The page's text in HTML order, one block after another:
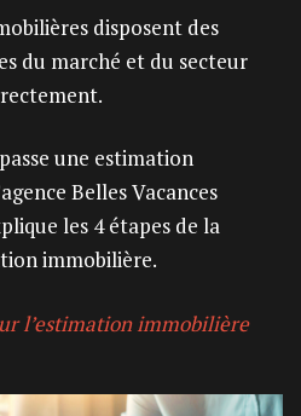
disposent des
du marché et du secteur
une estimation
Belles Vacances
les 4 étapes de la
immobilière.
l’estimation immobilière